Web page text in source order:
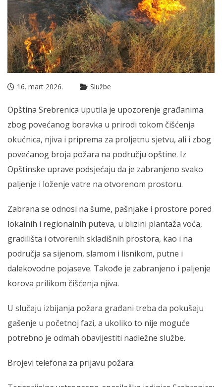
16. mart 2026. Službe
Opština Srebrenica uputila je upozorenje građanima
zbog povećanog boravka u prirodi tokom čišćenja
okućnica, njiva i priprema za proljetnu sjetvu, ali i zbog
povećanog broja požara na području opštine. Iz
Opštinske uprave podsjećaju da je zabranjeno svako
paljenje i loženje vatre na otvorenom prostoru.
Zabrana se odnosi na šume, pašnjake i prostore pored
lokalnih i regionalnih puteva, u blizini plantaža voća,
gradilišta i otvorenih skladišnih prostora, kao i na
područja sa sijenom, slamom i lisnikom, putne i
dalekovodne pojaseve. Takođe je zabranjeno i paljenje
korova prilikom čišćenja njiva.
U slučaju izbijanja požara građani treba da pokušaju
gašenje u početnoj fazi, a ukoliko to nije moguće
potrebno je odmah obavijestiti nadležne službe.
Brojevi telefona za prijavu požara: